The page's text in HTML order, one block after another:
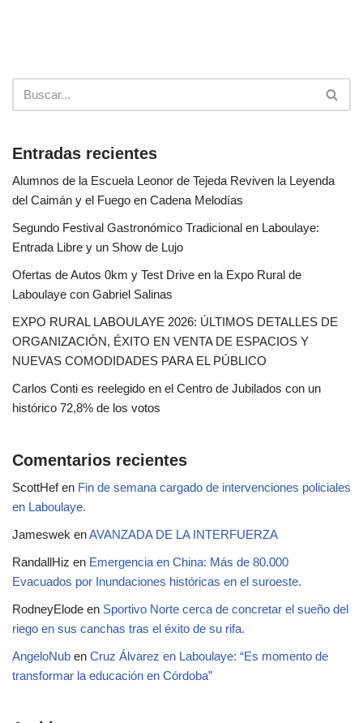
Entradas recientes
Alumnos de la Escuela Leonor de Tejeda Reviven la Leyenda
del Caimán y el Fuego en Cadena Melodías
Segundo Festival Gastronómico Tradicional en Laboulaye:
Entrada Libre y un Show de Lujo
Ofertas de Autos 0km y Test Drive en la Expo Rural de
Laboulaye con Gabriel Salinas
EXPO RURAL LABOULAYE 2026: ÚLTIMOS DETALLES DE
ORGANIZACIÓN, ÉXITO EN VENTA DE ESPACIOS Y
NUEVAS COMODIDADES PARA EL PÚBLICO
Carlos Conti es reelegido en el Centro de Jubilados con un
histórico 72,8% de los votos
Comentarios recientes
ScottHefen Fin de semana cargado de intervenciones policiales
en Laboulaye.
Jameswek enAVANZADA DE LA INTERFUERZA
RandallHiz en Emergencia en China: Más de 80.000
Evacuados por Inundaciones históricas en el suroeste.
RodneyElode en Sportivo Norte cerca de concretar el sueño del
riego en sus canchas tras el éxito de su rifa.
AngeloNub en Cruz Álvarez en Laboulaye: “Es momento de
transformar la educación en Córdoba”